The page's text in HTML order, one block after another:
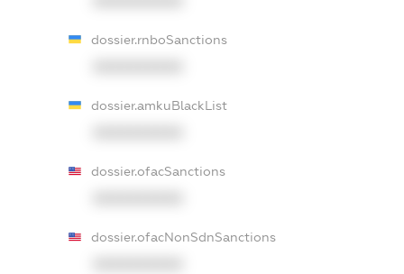
dossier.rnboSanctions
dossier.amkuBlackList
dossier.ofacSanctions
dossier.ofacNonSdnSanctions